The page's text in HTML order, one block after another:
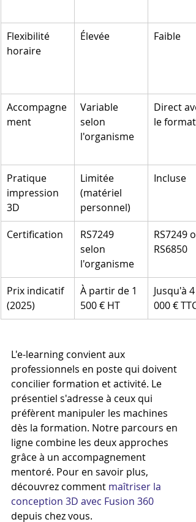
Flexibilité
horaire
Élevée Faible
Accompagne
ment
Variable
selon
l'organisme
Direct
le
Pratique
impression
3D
Limitée
(matériel
personnel)
Incluse
Certification
RS7249
selon
l'organisme
RS7249
RS6850
Prix indicatif
(2025)
À partir de 1
500 € HT
Jusqu'à 4
000 € TTC
L'e-learning convient aux
professionnels en poste qui doivent
concilier formation et activité. Le
présentiel s'adresse à ceux qui
préfèrent manipuler les machines
dès la formation. Notre parcours en
ligne combine les deux approches
grâce à un accompagnement
mentoré. Pour en savoir plus,
découvrez comment maîtriser la
conception 3D avec Fusion 360
depuis chez vous.